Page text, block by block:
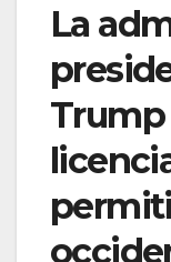
La
Trump